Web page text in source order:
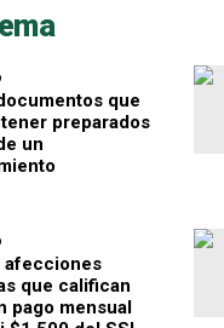
que
preparados
un
afecciones
que califican
pago mensual